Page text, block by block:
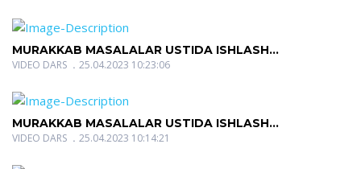
MURAKKAB MASALALAR USTIDA ISHLASH
METODIKASI(QOSIMOVA MAVLYUDA
VIDEO DARS 25.04.2023 10:23:06
MURAKKAB MASALALAR USTIDA ISHLASH
METODIKASI(QOSIMOVA MAVLYUDA
VIDEO DARS 25.04.2023 10:14:21